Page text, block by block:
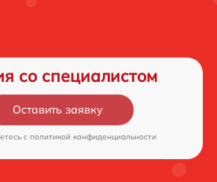
со специалистом
Оставить заявку
c политикой конфиденциальности